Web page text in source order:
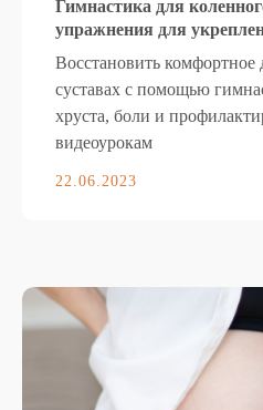
Гимнастика для
упражнения для
Восстановить
суставах с помощью
хруста, боли и
видеоурокам
22.06.2023